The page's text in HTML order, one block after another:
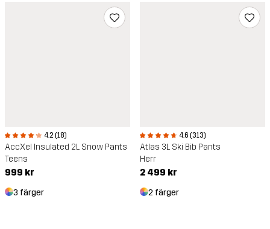
4.2 (18)
AccXel Insulated 2L Snow Pants
Teens
999 kr
3 färger
4.6 (313)
Atlas 3L Ski Bib Pants
Herr
2 499 kr
2 färger